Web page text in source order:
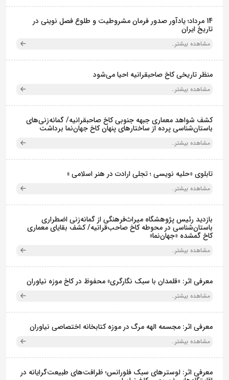
14 مرداد؛ یادآور صدور فرمان مشروطیت و طلوع فصل نوینی در
تاریخ ایران
مشاهده بیشتر..
منظر تاریخی کاخ صاحبقرانیه احیا می‌شود
مشاهده بیشتر..
کشف شواهد معماری جبهه جنوبی کاخ صاحبقرانیه/ گمانه‌زنی‌های
باستان‌شناسی پرده از ساختارهای پنهان کاخ جهان‌نما برداشت
مشاهده بیشتر..
تابلوی «حلیه نویسی ؛ تجلی ارادت در هنر اسلامی »
مشاهده بیشتر..
بازدید رئیس پژوهشگاه میراث‌فرهنگی از گمانه‌زنی اضطراری
باستان‌شناسی در محوطه کاخ صاحب‌قرانیه/ کشف بقایای معماری
کاخ گمشده «جهان‌نما»
مشاهده بیشتر..
معرفی اثر: «قلمدان با سبک نگارگری» محفوظ در کاخ موزه نیاوران
مشاهده بیشتر..
معرفی اثر: مجسمه الهه مرگ در موزه کتابخانه اختصاصی نیاوران
مشاهده بیشتر..
معرفی اثر: لوسترهای سبک فلورانس؛ ظرافت‌های طبیعت‌گرایانه در